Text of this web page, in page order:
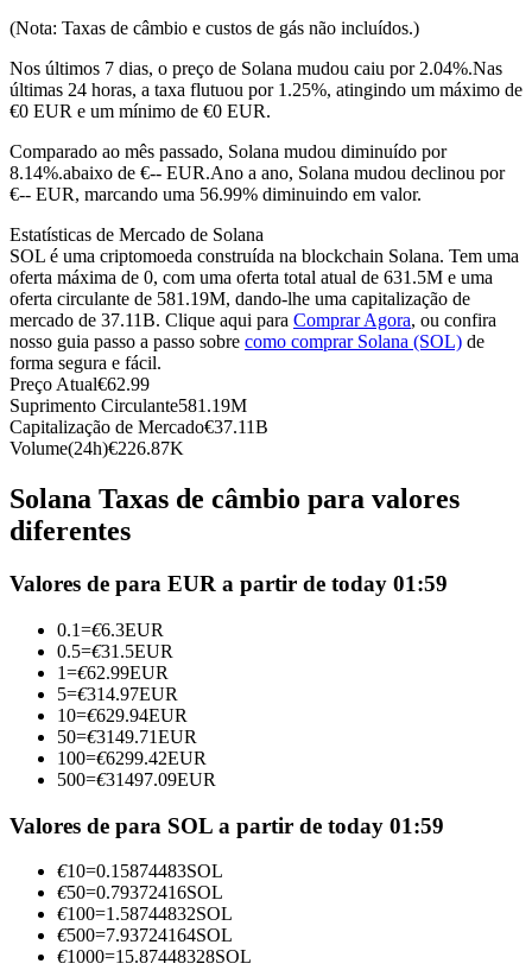
Futuros de USDC
Futuros usando USDC como garantia
Junte-se aos principais traders
Torne-se um Trader de Cópias
(Nota: Taxas de câmbio e custos de gás não incluídos.)
Nos últimos 7 dias, o preço de Solana mudou caiu por 2.04%.Nas
últimas 24 horas, a taxa flutuou por 1.25%, atingindo um máximo de
€0 EUR e um mínimo de €0 EUR.
Comparado ao mês passado, Solana mudou diminuído por
8.14%.abaixo de €-- EUR.Ano a ano, Solana mudou declinou por
€-- EUR, marcando uma 56.99% diminuindo em valor.
Estatísticas de Mercado de Solana
SOL é uma criptomoeda construída na blockchain Solana. Tem uma
oferta máxima de 0, com uma oferta total atual de 631.5M e uma
oferta circulante de 581.19M, dando-lhe uma capitalização de
mercado de 37.11B. Clique aqui para Comprar Agora, ou confira
nosso guia passo a passo sobre como comprar Solana (SOL) de
forma segura e fácil.
Preço Atual€62.99
Suprimento Circulante581.19M
Capitalização de Mercado€37.11B
Volume(24h)€226.87K
Solana Taxas de câmbio para valores
diferentes
Valores de para EUR a partir de today 01:59
0.1=€6.3EUR
0.5=€31.5EUR
1=€62.99EUR
5=€314.97EUR
10=€629.94EUR
50=€3149.71EUR
100=€6299.42EUR
500=€31497.09EUR
Valores de para SOL a partir de today 01:59
€10=0.15874483SOL
€50=0.79372416SOL
€100=1.58744832SOL
€500=7.93724164SOL
€1000=15.87448328SOL